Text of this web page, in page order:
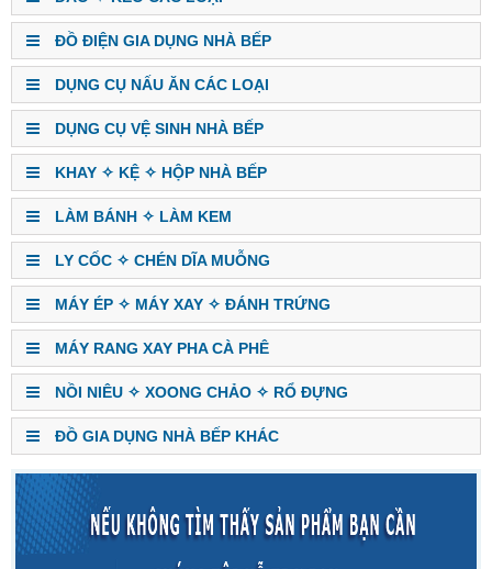
ĐỒ ĐIỆN GIA DỤNG NHÀ BẾP
DỤNG CỤ NẤU ĂN CÁC LOẠI
DỤNG CỤ VỆ SINH NHÀ BẾP
KHAY ✧ KỆ ✧ HỘP NHÀ BẾP
LÀM BÁNH ✧ LÀM KEM
LY CỐC ✧ CHÉN DĨA MUỖNG
MÁY ÉP ✧ MÁY XAY ✧ ĐÁNH TRỨNG
MÁY RANG XAY PHA CÀ PHÊ
NỒI NIÊU ✧ XOONG CHẢO ✧ RỔ ĐỰNG
ĐỒ GIA DỤNG NHÀ BẾP KHÁC